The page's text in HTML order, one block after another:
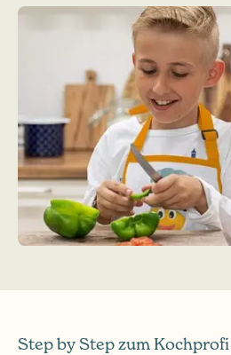
Step by Step zum Kochprofi